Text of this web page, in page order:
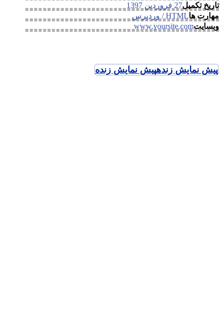
تاریخ تکمیل27 فروردین 1397
مهارت هاHTML / وردپرس
وبسایتwww.yoursite.com
پیش نمایش زندهپیش نمایش زنده